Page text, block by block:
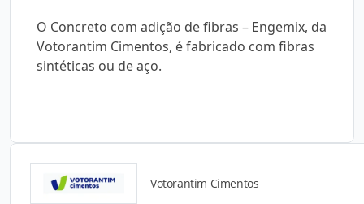
O Concreto com adição de fibras – Engemix, da
Votorantim Cimentos, é fabricado com fibras
sintéticas ou de aço.
Votorantim Cimentos
Catálogos para Download